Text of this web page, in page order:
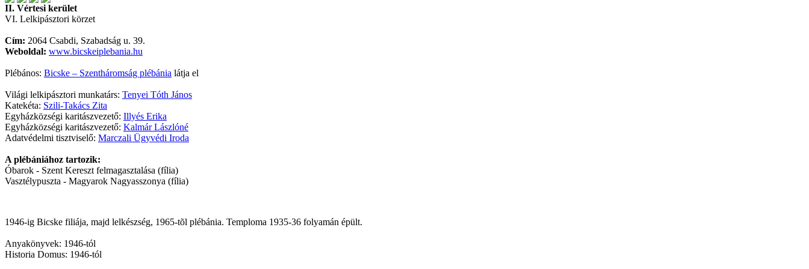
II. Vértesi kerület
VI. Lelkipásztori körzet
Cím: 2064 Csabdi, Szabadság u. 39.
Weboldal: www.bicskeiplebania.hu
Plébános: Bicske – Szentháromság plébánia látja el
Világi lelkipásztori munkatárs: Tenyei Tóth János
Katekéta: Szili-Takács Zita
Egyházközségi karitászvezető: Illyés Erika
Egyházközségi karitászvezető: Kalmár Lászlóné
Adatvédelmi tisztviselő: Marczali Ügyvédi Iroda
A plébániához tartozik:
Óbarok - Szent Kereszt felmagasztalása (fília)
Vasztélypuszta - Magyarok Nagyasszonya (fília)
1946-ig Bicske filiája, majd lelkészség, 1965-tõl plébánia. Temploma 1935-36 folyamán épült.
Anyakönyvek: 1946-tól
Historia Domus: 1946-tól